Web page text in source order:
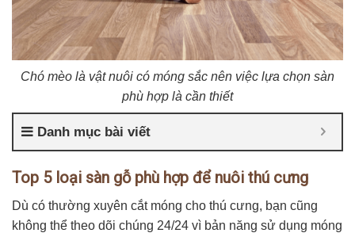
Chó mèo là vật nuôi có móng sắc nên việc lựa chọn sàn
phù hợp là cần thiết
Danh mục bài viết
Top 5 loại sàn gỗ phù hợp để nuôi thú cưng
Dù có thường xuyên cắt móng cho thú cưng, bạn cũng
không thể theo dõi chúng 24/24 vì bản năng sử dụng móng